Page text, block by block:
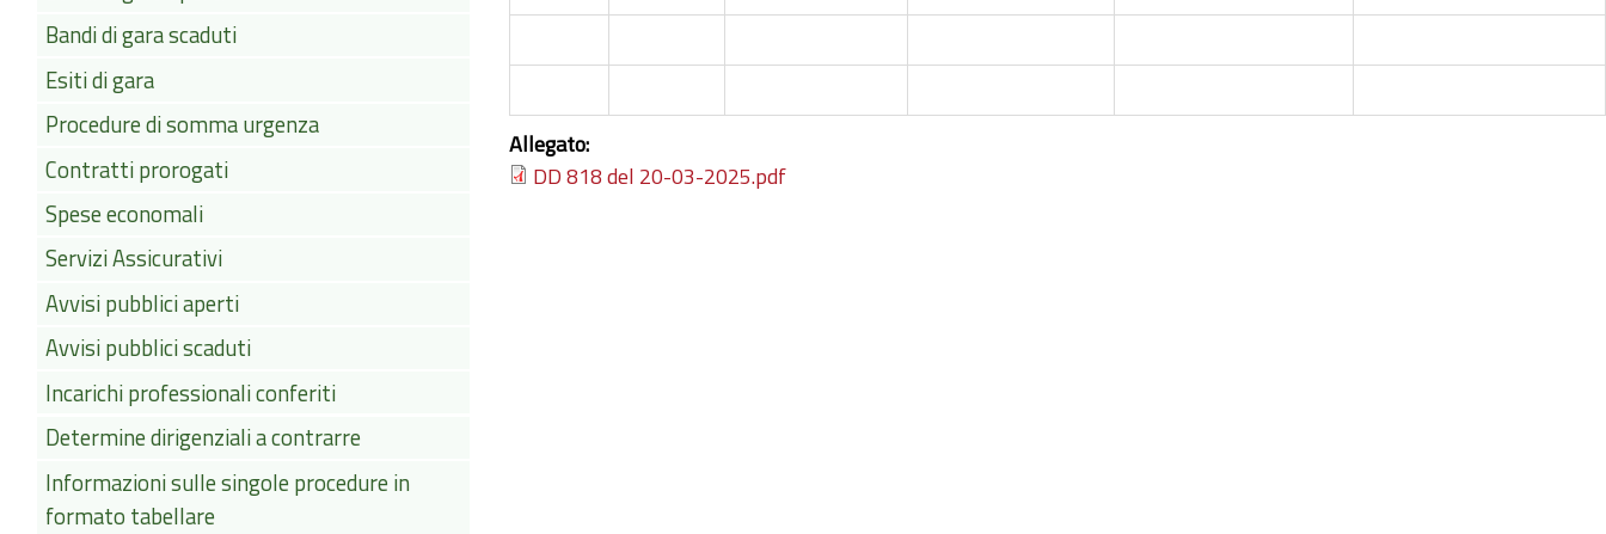
Allegato:
DD 818 del 20-03-2025.pdf
Bandi di gara scaduti
Esiti di gara
Procedure di somma urgenza
Contratti prorogati
Spese economali
Servizi Assicurativi
Avvisi pubblici aperti
Avvisi pubblici scaduti
Incarichi professionali conferiti
Determine dirigenziali a contrarre
Informazioni sulle singole procedure in
formato tabellare